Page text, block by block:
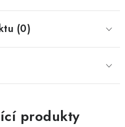
(0)
produkty